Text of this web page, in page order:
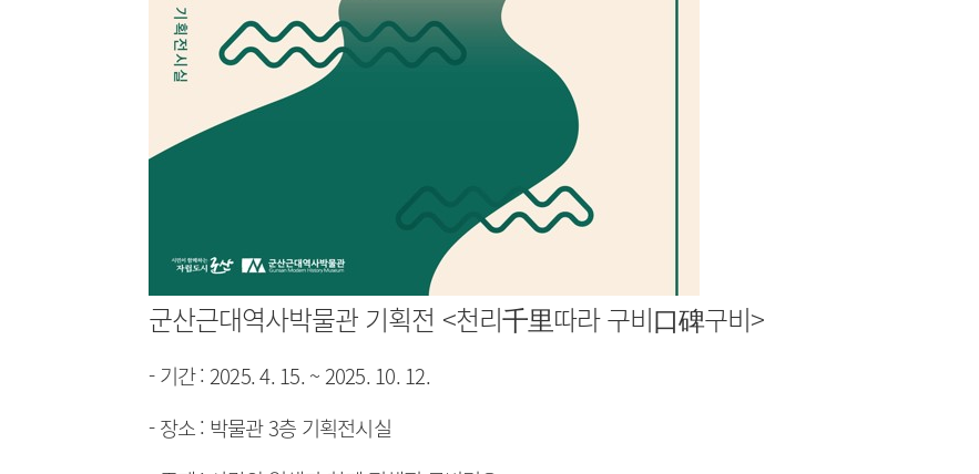
군산근대역사박물관 기획전 <천리千里따라 구비口碑구비>
- 기간 : 2025. 4. 15. ~ 2025. 10. 12.
- 장소 : 박물관 3층 기획전시실